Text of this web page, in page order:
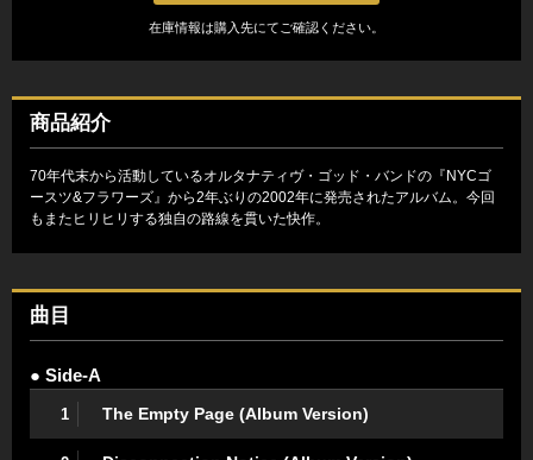
在庫情報は購入先にてご確認ください。
商品紹介
70年代末から活動しているオルタナティヴ・ゴッド・バンドの『NYCゴ
ースツ&フラワーズ』から2年ぶりの2002年に発売されたアルバム。今回
もまたヒリヒリする独自の路線を貫いた快作。
曲目
● Side-A
1 The Empty Page (Album Version)